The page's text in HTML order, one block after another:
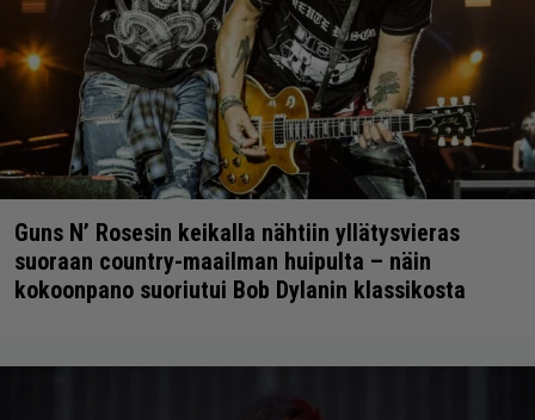
Guns N’ Rosesin keikalla nähtiin yllätysvieras
suoraan country-maailman huipulta – näin
kokoonpano suoriutui Bob Dylanin klassikosta